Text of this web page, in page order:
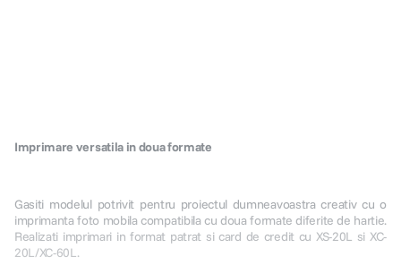
Imprimare versatila in doua formate
Gasiti modelul potrivit pentru proiectul dumneavoastra creativ cu o
imprimanta foto mobila compatibila cu doua formate diferite de hartie.
Realizati imprimari in format patrat si card de credit cu XS-20L si XC-
20L/XC-60L.